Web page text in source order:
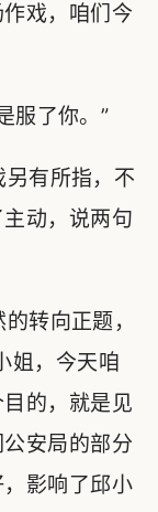
戏，咱们今
服了你。”
有所指，不
动，说两句
转向正题，
姐，今天咱
的，就是见
安局的部分
影响了邱小